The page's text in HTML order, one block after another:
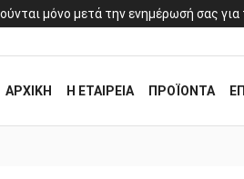
μόνο μετά την ενημέρωσή σας
ΑΡΧΙΚΗ Η ΕΤΑΙΡΕΙΑ ΠΡΟΪΟΝΤΑ